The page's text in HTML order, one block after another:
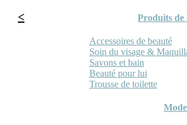
Produits de
Accessoires de beauté
Soin du visage &
Savons et bain
Beauté pour lui
Trousse de toilette
Mode